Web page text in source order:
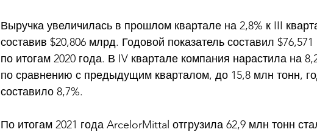
Выручка увеличилась в прошлом квартале на 2,8% к III
составив $20,806 млрд. Годовой показатель составил
по итогам 2020 года. В IV квартале компания нарастила на
по сравнению с предыдущим кварталом, до 15,8 млн тонн,
составило 8,7%.
По итогам 2021 года ArcelorMittal отгрузила 62,9 млн тонн